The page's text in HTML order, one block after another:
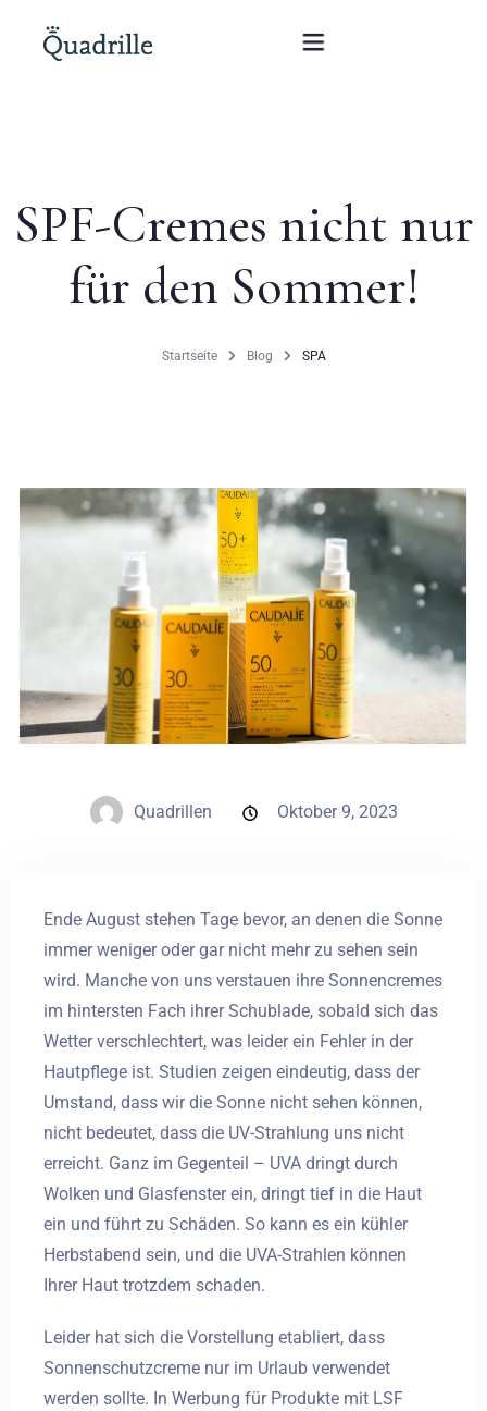
Zimmer
Konferenzen
Hochzeiten
Kontakt
PL
SPF-Cremes nicht nur
für den Sommer!
Startseite Blog SPA
Quadrillen Oktober 9, 2023
Ende August stehen Tage bevor, an denen die Sonne
immer weniger oder gar nicht mehr zu sehen sein
wird. Manche von uns verstauen ihre Sonnencremes
im hintersten Fach ihrer Schublade, sobald sich das
Wetter verschlechtert, was leider ein Fehler in der
Hautpflege ist. Studien zeigen eindeutig, dass der
Umstand, dass wir die Sonne nicht sehen können,
nicht bedeutet, dass die UV-Strahlung uns nicht
erreicht. Ganz im Gegenteil – UVA dringt durch
Wolken und Glasfenster ein, dringt tief in die Haut
ein und führt zu Schäden. So kann es ein kühler
Herbstabend sein, und die UVA-Strahlen können
Ihrer Haut trotzdem schaden.
Leider hat sich die Vorstellung etabliert, dass
Sonnenschutzcreme nur im Urlaub verwendet
werden sollte. In Werbung für Produkte mit LSF